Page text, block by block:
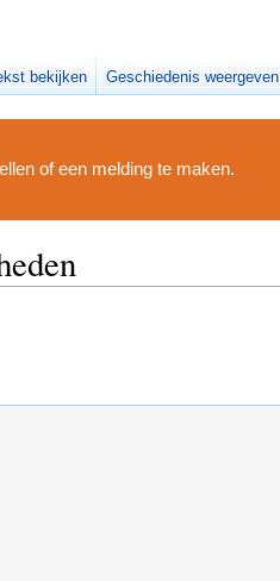
of een melding te maken.
bekijken Geschiedenis weergeven